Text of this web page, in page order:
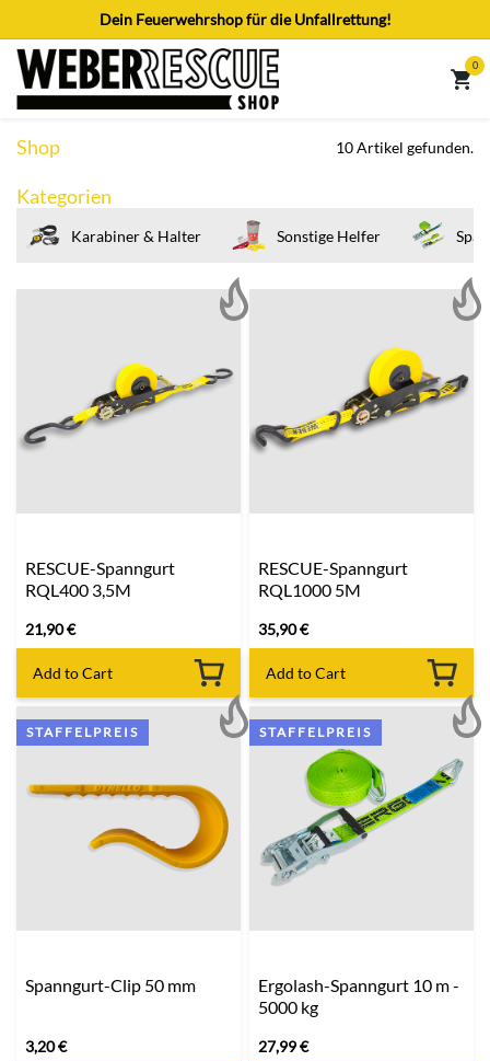
Zum Inhalt springenDein Feuerwehrshop für die Unfallrettung!
0
Shop 10 Artikel gefunden.
Kategorien
Karabiner & Halter Sonstige Helfer
RESCUE-Spanngurt
RQL400 3,5M
21,90€
Add to Cart
RESCUE-Spanngurt
RQL1000 5M
35,90€
Add to Cart
STAFFELPREIS
Spanngurt-Clip 50 mm
3,20€
STAFFELPREIS
Ergolash-Spanngurt 10 m -
5000 kg
27,99€